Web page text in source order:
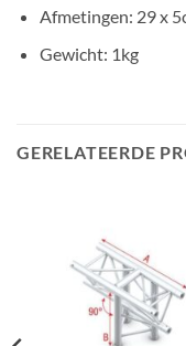
Afmetingen: 29 x
Gewicht: 1kg
GERELATEERDE